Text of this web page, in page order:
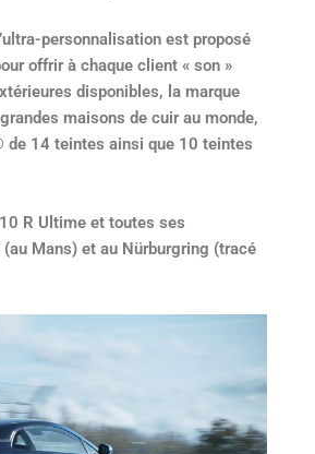
personnalisation est proposé
offrir à chaque client « son »
disponibles, la marque
maisons de cuir au monde,
de 14 teintes ainsi que 10 teintes
R Ultime et toutes ses
Mans) et au Nürburgring (tracé